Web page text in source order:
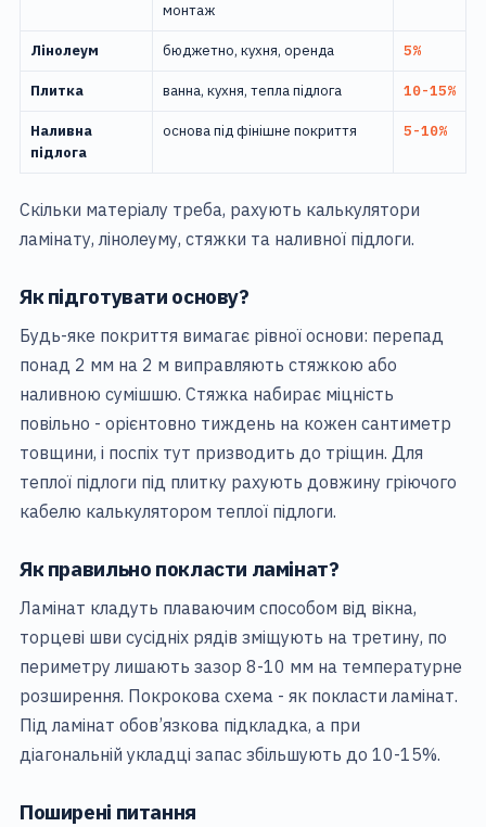
монтаж
Лінолеум бюджетно, кухня, оренда 5%
Плитка ванна, кухня, тепла підлога 10-15%
Наливна
підлога
основа під фінішне покриття 5-10%
Скільки матеріалу треба, рахують калькулятори
ламінату,лінолеуму, стяжки та наливної підлоги.
Як підготувати основу?
Будь-яке покриття вимагає рівної основи: перепад
понад 2 мм на 2 м виправляють стяжкою або
наливною сумішшю. Стяжка набирає міцність
повільно - орієнтовно тиждень на кожен сантиметр
товщини, і поспіх тут призводить до тріщин. Для
теплої підлоги під плитку рахують довжину гріючого
кабелю калькулятором теплої підлоги.
Як правильно покласти ламінат?
Ламінат кладуть плаваючим способом від вікна,
торцеві шви сусідніх рядів зміщують на третину, по
периметру лишають зазор 8-10 мм на температурне
розширення. Покрокова схема - як покласти ламінат.
Під ламінат обов’язкова підкладка, а при
діагональній укладці запас збільшують до 10-15%.
Поширені питання